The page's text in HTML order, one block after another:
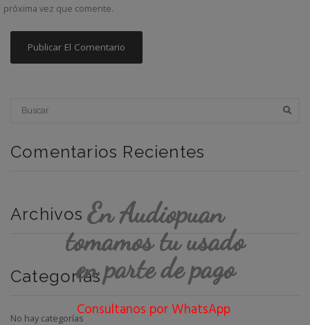
próxima vez que comente.
Comentarios Recientes
Archivos
Categorías
No hay categorías
En Audiopuan
tomamos tu usado
en parte de pago
Consultanos por WhatsApp